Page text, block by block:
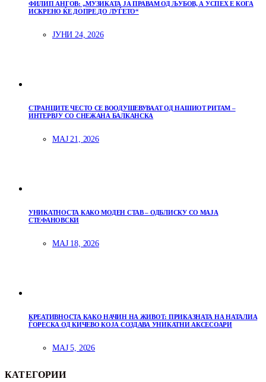
ФИЛИП АНГОВ: „МУЗИКАТА ЈА ПРАВАМ ОД ЉУБОВ, А УСПЕХ Е КОГА
ИСКРЕНО ЌЕ ДОПРЕ ДО ЛУЃЕТО“
ЈУНИ 24, 2026
СТРАНЦИТЕ ЧЕСТО СЕ ВООДУШЕВУВААТ ОД НАШИОТ РИТАМ –
ИНТЕРВЈУ СО СНЕЖАНА БАЛКАНСКА
МАЈ 21, 2026
УНИКАТНОСТА КАКО МОДЕН СТАВ – ОДБЛИСКУ СО МАЈА
СТЕФАНОВСКИ
МАЈ 18, 2026
КРЕАТИВНОСТА КАКО НАЧИН НА ЖИВОТ: ПРИКАЗНАТА НА НАТАЛИА
ЃОРЕСКА ОД КИЧЕВО КОЈА СОЗДАВА УНИКАТНИ АКСЕСОАРИ
МАЈ 5, 2026
КАТЕГОРИИ